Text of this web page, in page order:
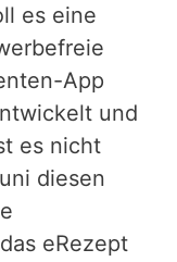
es eine
App
und
es nicht
diesen
eRezept